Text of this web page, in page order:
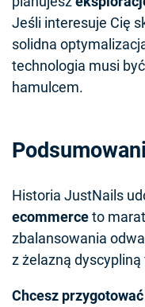
Jeśli interesuje Cię
solidna
technologia musi
hamulcem.
Historia JustNails
ecommerceto
zbalansowania
z żelazną
Chcesz